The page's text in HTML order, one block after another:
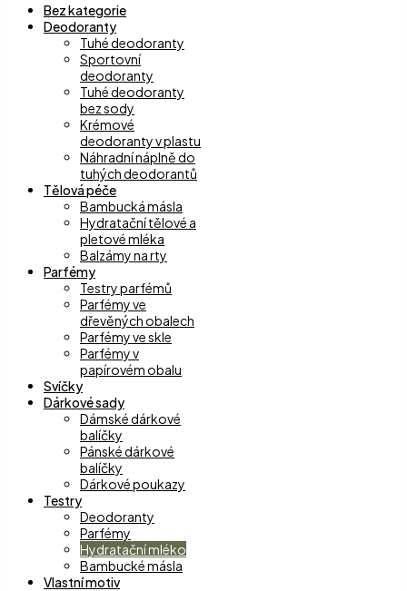
Bez kategorie
Deodoranty
Tuhé deodoranty
Sportovní
deodoranty
Tuhé deodoranty
bez sody
Krémové
deodoranty v plastu
Náhradní náplně do
tuhých deodorantů
Tělová péče
Bambucká másla
Hydratační tělové a
pletové mléka
Balzámy na rty
Parfémy
Testry parfémů
Parfémy ve
dřevěných obalech
Parfémy ve skle
Parfémy v
papírovém obalu
Svíčky
Dárkové sady
Dámské dárkové
balíčky
Pánské dárkové
balíčky
Dárkové poukazy
Testry
Deodoranty
Parfémy
Hydratační mléko
Bambucké másla
Vlastní motiv